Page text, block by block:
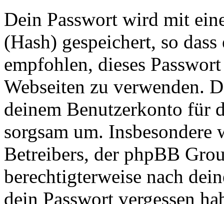
Dein Passwort wird mit
(Hash) gespeichert, so
empfohlen, dieses
Webseiten zu verwenden.
deinem Benutzerkonto für
sorgsam um.
Betreibers, der phpBB
berechtigterweise nach
dein Passwort vergessen